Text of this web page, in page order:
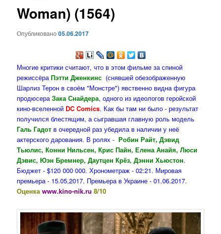
Woman) (1564)
Опубликовано05.06.2017
Многие критики считают, что в этом фильме за спиной
режиссёраПэтти Дженкинс (снявшей обезображенную
Шарлиз Терон в своём "Монстре") явственно видна фигура
продюсераЗака Снайдера, одного из идеологов геройской
кино-вселенной DC Comics. Как бы там ни было - результат
получился блестящим, а сыгравшая главную роль модель
Галь Гадот в очередной раз убедила в наличии у неё
актерского дарования. В ролях -Робин Райт, Дэвид
Тьюлис, Конни Нильсен, Крис Пайн, Елена Анайя, Люси
Дэвис, Юэн Бремнер, Даутцен Крёз, Дэнни Хьюстон.
Бюджет - $120 000 000. Хронометраж - 02:21. Мировая
премьера - 15.05,2017. Премьера в Украине - 01.06.2017.
Оценкаwww.kino-nik.ru 8/10